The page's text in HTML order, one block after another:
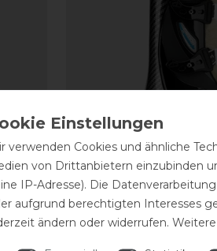
Veredus Gamasche
Vento Save the
verwenden Cookies und ähnliche
von Drittanbietern einzubinden
IP-Adresse). Die
aufgrund berechtigten Interesses
ändern oder widerrufen.